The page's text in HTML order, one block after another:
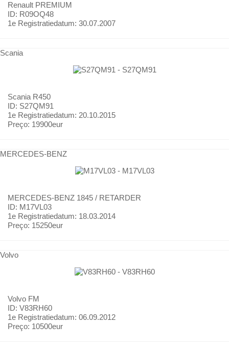
Renault PREMIUM
ID: R09OQ48
1e Registratiedatum: 30.07.2007
Scania
Scania R450
ID: S27QM91
1e Registratiedatum: 20.10.2015
Preço: 19900eur
MERCEDES-BENZ
MERCEDES-BENZ 1845 / RETARDER
ID: M17VL03
1e Registratiedatum: 18.03.2014
Preço: 15250eur
Volvo
Volvo FM
ID: V83RH60
1e Registratiedatum: 06.09.2012
Preço: 10500eur